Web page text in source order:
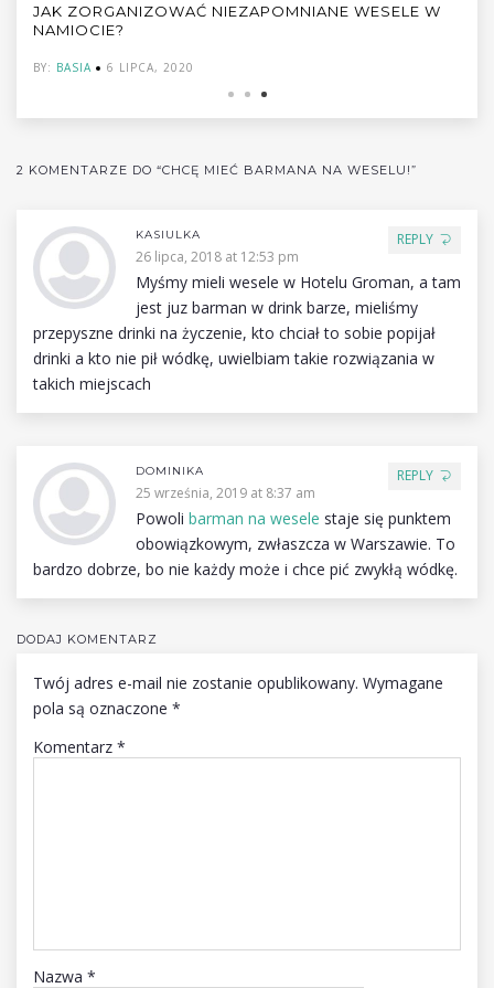
WESELE W CZASACH PANDEMII COVID-19. JAK
ZORGANIZOWAĆ WESELE W 2021 – ZAINSPIRUJ SIĘ!
BY: MICHAŁ 24 MAJA, 2021
2 KOMENTARZE DO “CHCĘ MIEĆ BARMANA NA WESELU!”
REPLY
KASIULKA
26 lipca, 2018 at 12:53 pm
Myśmy mieli wesele w Hotelu Groman, a tam
jest juz barman w drink barze, mieliśmy
przepyszne drinki na życzenie, kto chciał to sobie popijał
drinki a kto nie pił wódkę, uwielbiam takie rozwiązania w
takich miejscach
REPLY
DOMINIKA
25 września, 2019 at 8:37 am
Powoli barman na wesele staje się punktem
obowiązkowym, zwłaszcza w Warszawie. To
bardzo dobrze, bo nie każdy może i chce pić zwykłą wódkę.
DODAJ KOMENTARZ
Twój adres e-mail nie zostanie opublikowany. Wymagane
pola są oznaczone *
Komentarz *
Nazwa *